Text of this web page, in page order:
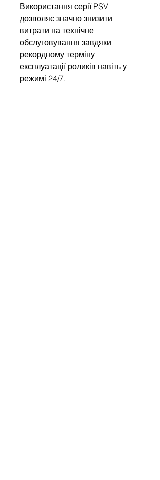
Використання серії PSV
дозволяє значно знизити
витрати на технічне
обслуговування завдяки
рекордному терміну
експлуатації роликів навіть у
режимі 24/7.